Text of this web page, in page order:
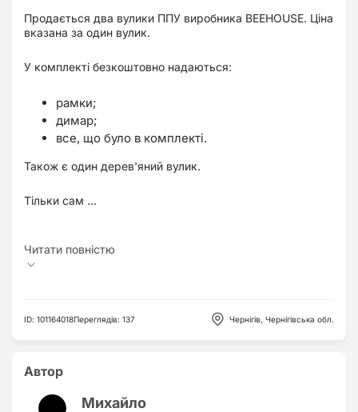
Продається два вулики ППУ виробника BEEHOUSE. Ціна
вказана за один вулик.
У комплекті безкоштовно надаються:
рамки;
димар;
все, що було в комплекті.
Також є один дерев'яний вулик.
Тільки сам ...
ID: 101164018Переглядів: 137 Чернігів, Чернігівська обл.
Автор
Михайло